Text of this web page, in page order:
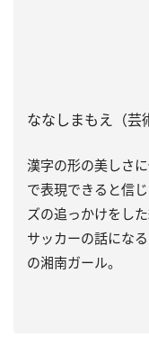
ななしまもえ（芸
漢字の形の美しさ
で表現できると信
ズの追っかけをし
サッカーの話にな
の湘南ガール。